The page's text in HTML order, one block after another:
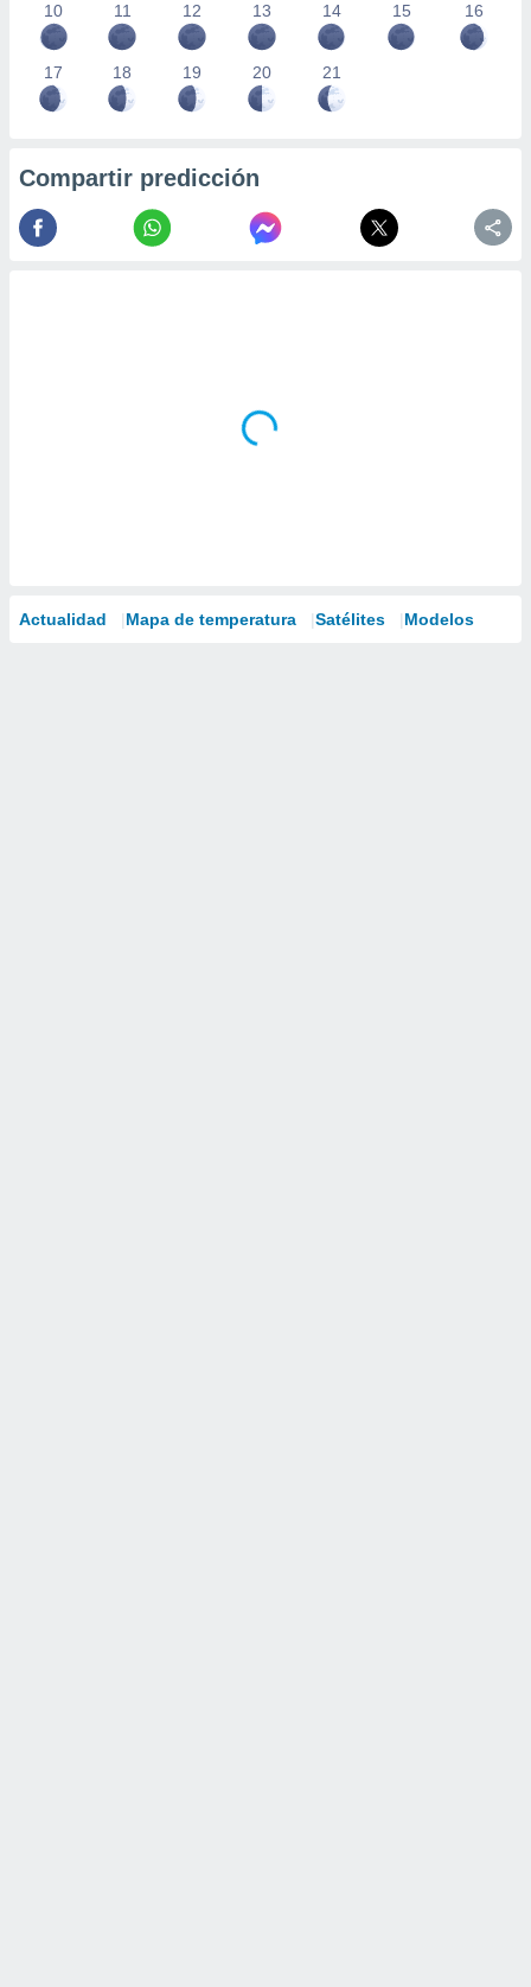
10 11 12 13 14 15 16
17 18 19 20 21
Compartir predicción
Actualidad Mapa de temperatura Satélites Modelos